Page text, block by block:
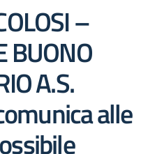
–
BUONO
A.S.
alle